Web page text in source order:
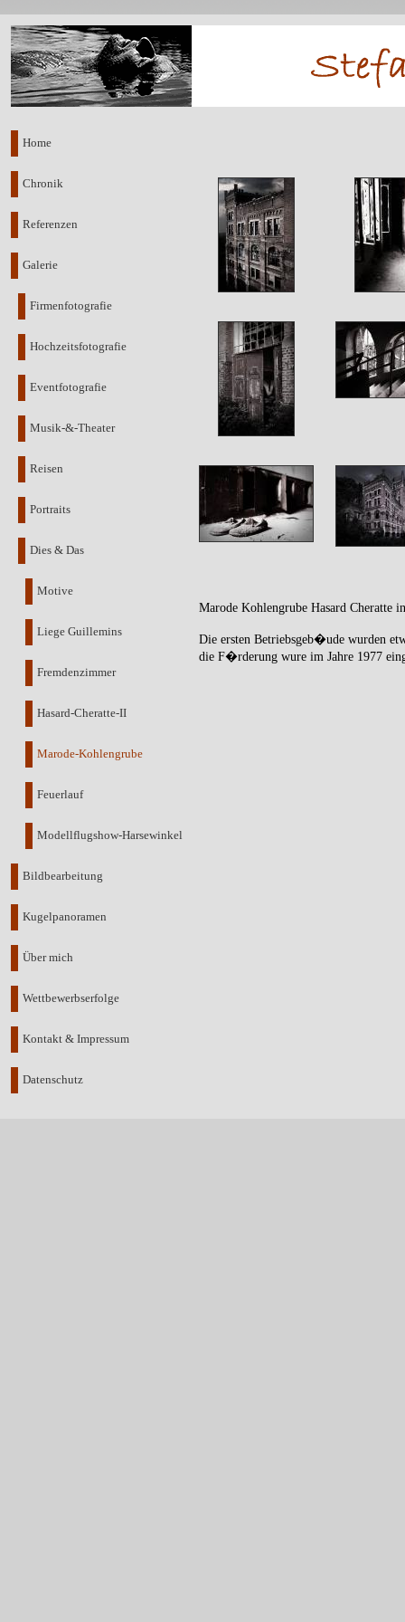
Home
Chronik
Referenzen
Galerie
Firmenfotografie
Hochzeitsfotografie
Eventfotografie
Musik-&-Theater
Reisen
Portraits
Dies & Das
Motive
Liege Guillemins
Fremdenzimmer
Hasard-Cheratte-II
Marode-Kohlengrube
Feuerlauf
Modellflugshow-Harsewinkel
Bildbearbeitung
Kugelpanoramen
Über mich
Wettbewerbserfolge
Kontakt & Impressum
Datenschutz
Marode Kohlengrube Hasard Cheratte
Die ersten Betriebsgeb�ude wurden
die F�rderung wure im Jahre 1977